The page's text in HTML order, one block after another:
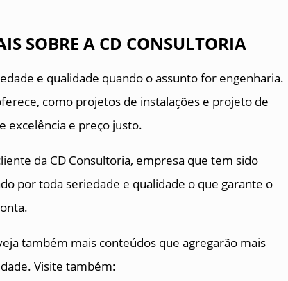
SOBRE A CD CONSULTORIA
e qualidade quando o assunto for engenharia.
como projetos de instalações e projeto de
excelência e preço justo.
da CD Consultoria, empresa que tem sido
por toda seriedade e qualidade o que garante o
também mais conteúdos que agregarão mais
Visite também: